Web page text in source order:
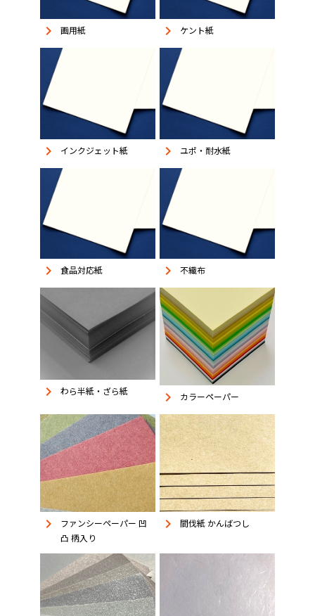
keyboard_arrow_right 画用紙 keyboard_arrow_right ケント紙
keyboard_arrow_right インクジェット紙 keyboard_arrow_right ユポ・耐水紙
keyboard_arrow_right 食品対応紙 keyboard_arrow_right 不織布
keyboard_arrow_right わら半紙・ざら紙 keyboard_arrow_right カラーペーパー
keyboard_arrow_right
ファンシーペーパー 凹
凸 柄入り
keyboard_arrow_right 間伐紙 かんばつし